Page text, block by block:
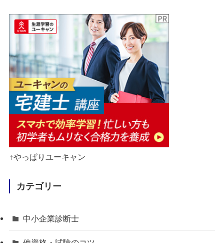
↑やっぱりユーキャン
カテゴリー
中小企業診断士